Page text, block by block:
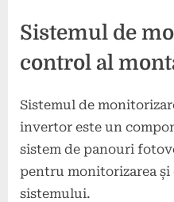
Sistemul de
control al
Sistemul de
invertor este un
sistem de panouri
pentru monitorizarea
sistemului.